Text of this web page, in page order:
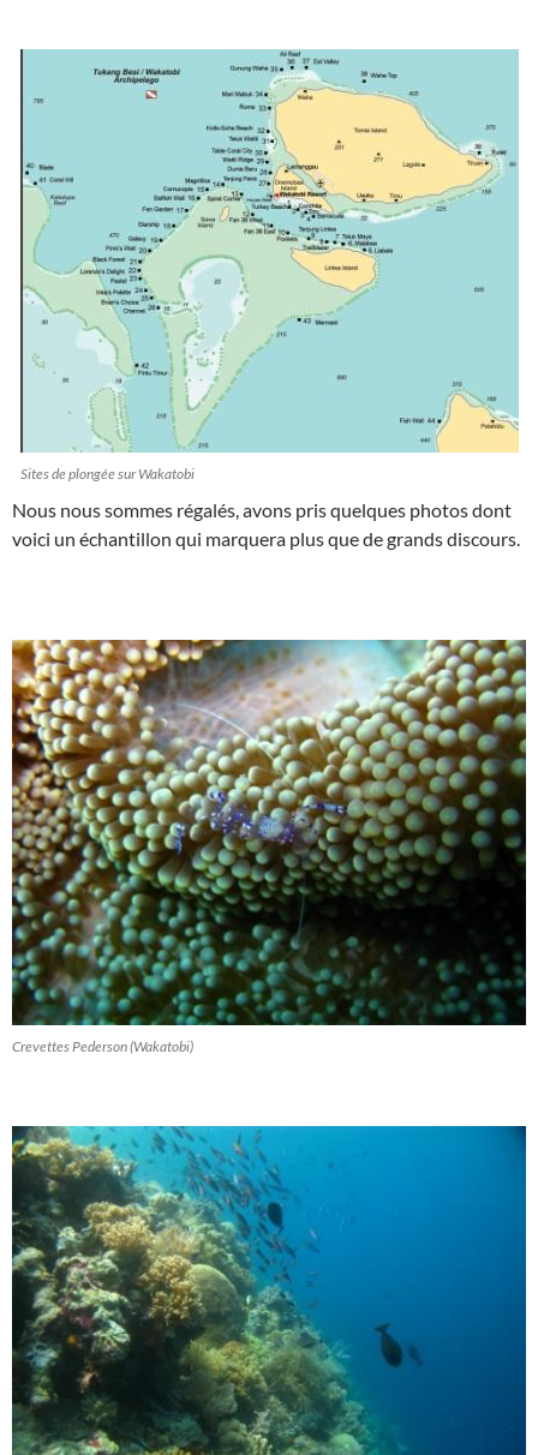
Sites de plongée sur Wakatobi
Nous nous sommes régalés, avons pris quelques photos dont
voici un échantillon qui marquera plus que de grands discours.
Crevettes Pederson (Wakatobi)